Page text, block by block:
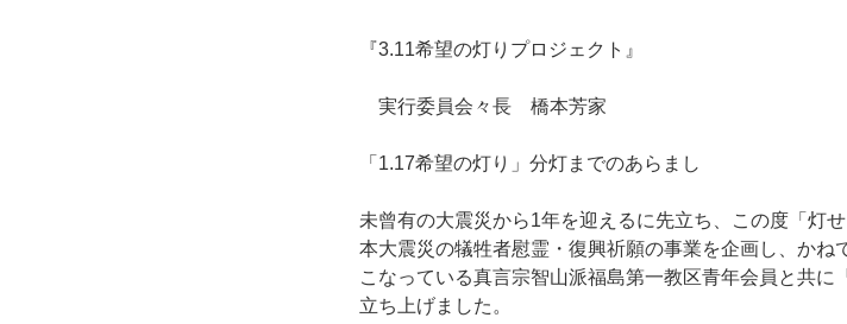
『3.11希望の灯りプロジェクト』
実行委員会々長 橋本芳家
「1.17希望の灯り」分灯までのあらまし
未曾有の大震災から1年を迎えるに先立ち、この度「灯
本大震災の犠牲者慰霊・復興祈願の事業を企画し、か
こなっている真言宗智山派福島第一教区青年会員と共
立ち上げました。